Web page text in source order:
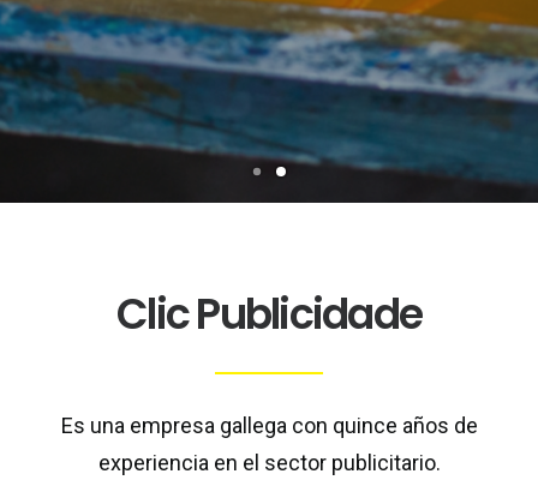
Clic Publicidade
Es una empresa gallega con quince años de
experiencia en el sector publicitario.